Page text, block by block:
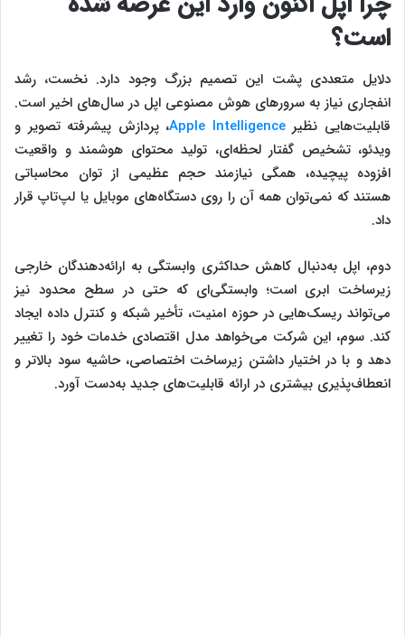
است؟
دلایل متعددی پشت این تصمیم بزرگ وجود دارد. نخست، رشد
انفجاری نیاز به سرورهای هوش مصنوعی اپل در سال‌های اخیر است.
قابلیت‌هایی نظیرApple Intelligence، پردازش پیشرفته تصویر و
ویدئو، تشخیص گفتار لحظه‌ای، تولید محتوای هوشمند و واقعیت
افزوده پیچیده، همگی نیازمند حجم عظیمی از توان محاسباتی
هستند که نمی‌توان همه آن را روی دستگاه‌های موبایل یا لپ‌تاپ قرار
داد.
دوم، اپل به‌دنبال کاهش حداکثری وابستگی به ارائه‌دهندگان خارجی
زیرساخت ابری است؛ وابستگی‌ای که حتی در سطح محدود نیز
می‌تواند ریسک‌هایی در حوزه امنیت، تأخیر شبکه و کنترل داده ایجاد
کند. سوم، این شرکت می‌خواهد مدل اقتصادی خدمات خود را تغییر
دهد و با در اختیار داشتن زیرساخت اختصاصی، حاشیه سود بالاتر و
انعطاف‌پذیری بیشتری در ارائه قابلیت‌های جدید به‌دست آورد.